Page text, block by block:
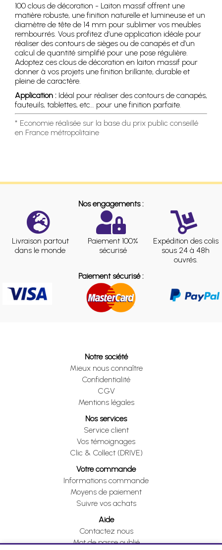
100 clous de décoration - Laiton massif offrent une
matière robuste, une finition naturelle et lumineuse et un
diamètre de tête de 14 mm pour sublimer vos meubles
rembourrés. Vous profitez d’une application idéale pour
réaliser des contours de sièges ou de canapés et d’un
calcul de quantité simplifié pour une pose régulière.
Adoptez ces clous de décoration en laiton massif pour
donner à vos projets une finition brillante, durable et
pleine de caractère.
Application : Idéal pour réaliser des contours de canapés,
fauteuils, tablettes, etc… pour une finition parfaite.
* Economie réalisée sur la base du prix public conseillé
en France métropolitaine
Nos engagements :
Livraison partout
dans le monde
Paiement 100%
sécurisé
Expédition des colis
sous 24 à 48h
ouvrés.
Paiement sécurisé :
Notre société
Mieux nous connaître
Confidentialité
CGV
Mentions légales
Nos services
Service client
Vos témoignages
Clic & Collect (DRIVE)
Votre commande
Informations commande
Moyens de paiement
Suivre vos achats
Aide
Contactez nous
Mot de passe oublié